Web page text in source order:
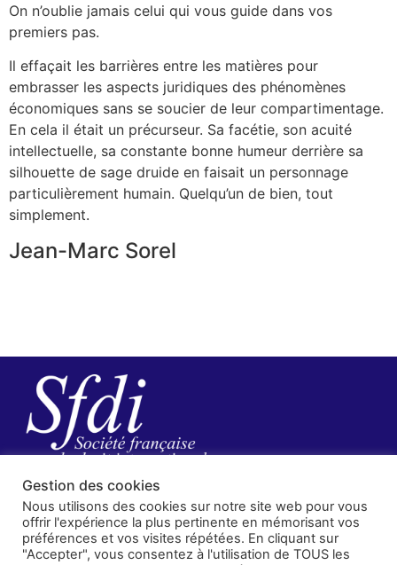
On n’oublie jamais celui qui vous guide dans vos
premiers pas.
Il effaçait les barrières entre les matières pour
embrasser les aspects juridiques des phénomènes
économiques sans se soucier de leur compartimentage.
En cela il était un précurseur. Sa facétie, son acuité
intellectuelle, sa constante bonne humeur derrière sa
silhouette de sage druide en faisait un personnage
particulièrement humain. Quelqu’un de bien, tout
simplement.
Jean-Marc Sorel
Gestion des cookies
Nous utilisons des cookies sur notre site web pour vous
offrir l'expérience la plus pertinente en mémorisant vos
préférences et vos visites répétées. En cliquant sur
"Accepter", vous consentez à l'utilisation de TOUS les